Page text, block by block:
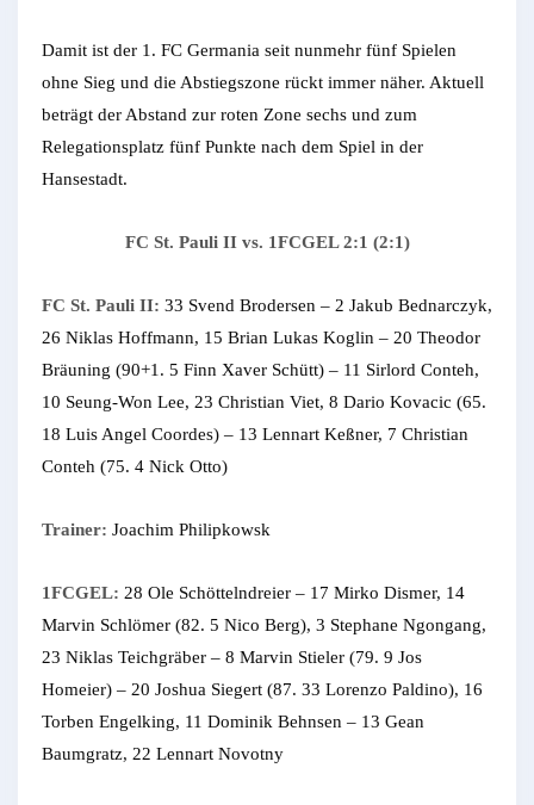
Damit ist der 1. FC Germania seit nunmehr fünf Spielen
ohne Sieg und die Abstiegszone rückt immer näher. Aktuell
beträgt der Abstand zur roten Zone sechs und zum
Relegationsplatz fünf Punkte nach dem Spiel in der
Hansestadt.
FC St. Pauli II vs. 1FCGEL 2:1 (2:1)
FC St. Pauli II: 33 Svend Brodersen – 2 Jakub Bednarczyk,
26 Niklas Hoffmann, 15 Brian Lukas Koglin – 20 Theodor
Bräuning (90+1. 5 Finn Xaver Schütt) – 11 Sirlord Conteh,
10 Seung-Won Lee, 23 Christian Viet, 8 Dario Kovacic (65.
18 Luis Angel Coordes) – 13 Lennart Keßner, 7 Christian
Conteh (75. 4 Nick Otto)
Trainer: Joachim Philipkowsk
1FCGEL: 28 Ole Schöttelndreier – 17 Mirko Dismer, 14
Marvin Schlömer (82. 5 Nico Berg), 3 Stephane Ngongang,
23 Niklas Teichgräber – 8 Marvin Stieler (79. 9 Jos
Homeier) – 20 Joshua Siegert (87. 33 Lorenzo Paldino), 16
Torben Engelking, 11 Dominik Behnsen – 13 Gean
Baumgratz, 22 Lennart Novotny